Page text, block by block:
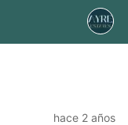
hace 2 años